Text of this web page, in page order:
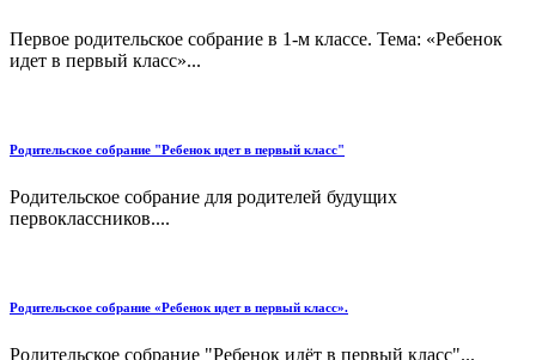
Первое родительское собрание в 1-м классе. Тема: «Ребенок
идет в первый класс»...
Родительское собрание "Ребенок идет в первый класс"
Родительское собрание для родителей будущих
первоклассников....
Родительское собрание «Ребенок идет в первый класс».
Родительское собрание "Ребенок идёт в первый класс"...